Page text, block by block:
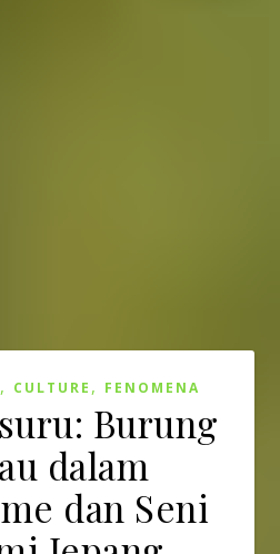
, CULTURE , FENOMENA
Burung
dalam
dan Seni